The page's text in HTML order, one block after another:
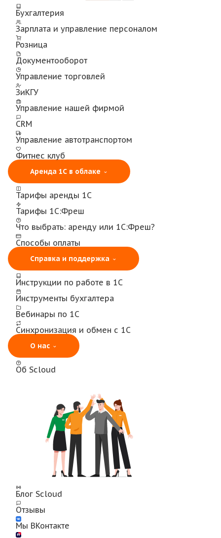
Бухгалтерия
Зарплата и управление персоналом
Розница
Документооборот
Управление торговлей
ЗиКГУ
Управление нашей фирмой
CRM
Управление автотранспортом
Фитнес клуб
Аренда 1С в облаке
Тарифы аренды 1С
Тарифы 1С:Фреш
Что выбрать: аренду или 1С:Фреш?
Способы оплаты
Справка и поддержка
Инструкции по работе в 1С
Инструменты бухгалтера
Вебинары по 1С
Синхронизация и обмен с 1С
О нас
Об Scloud
Блог Scloud
Отзывы
Мы ВКонтакте